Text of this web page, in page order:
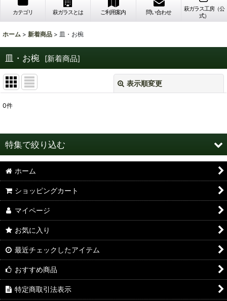
カテゴリ 萩ガラスとは ご利用案内 問い合わせ
萩ガラス工房（公
式）
ホーム > 新着商品 > 皿・お椀
皿・お椀 [新着商品]
表示順変更
並び順 :
0件
特集で絞り込む
グラス・タンブラー
ワイングラス・ピルスナー
マグカップ・コーヒーカップ
液だれしない 醤油差し
皿・お椀
ホーム
ショッピングカート
マイページ
お気に入り
最近チェックしたアイテム
おすすめ商品
特定商取引法表示